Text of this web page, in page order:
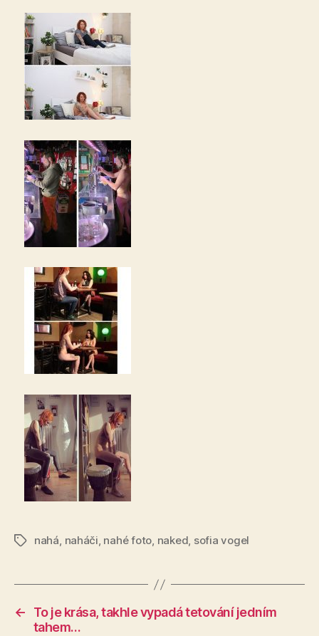
Štítkynahá, naháči, nahé foto, naked, sofia vogel
←
To je krása, takhle vypadá tetování jedním
tahem…